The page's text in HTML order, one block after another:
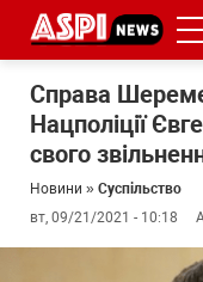
Справа
Нацполіції
свого
Новини » Суспільство
вт, 09/21/2021 - 10:18